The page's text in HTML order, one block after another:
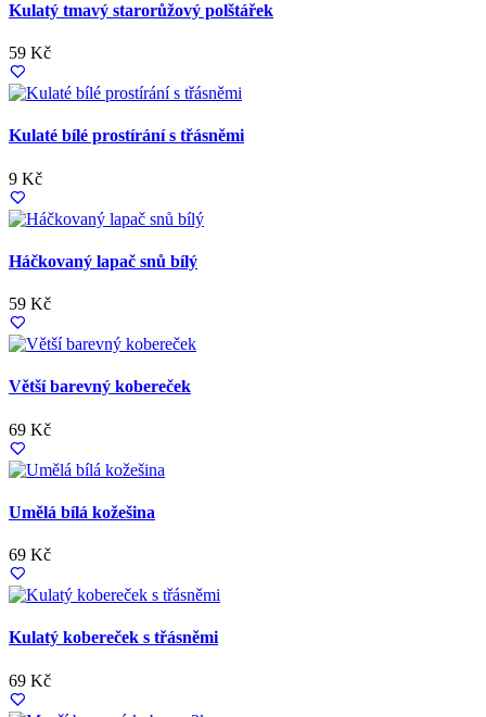
Kulatý tmavý starorůžový polštářek
59 Kč
Kulaté bílé prostírání s třásněmi
9 Kč
Háčkovaný lapač snů bílý
59 Kč
Větší barevný kobereček
69 Kč
Umělá bílá kožešina
69 Kč
Kulatý kobereček s třásněmi
69 Kč